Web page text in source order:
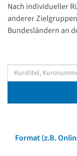
Nach individueller
anderer
Bundesländern an
Format (z.B.